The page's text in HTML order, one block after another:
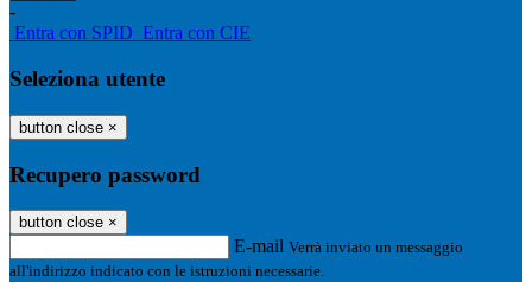
-
Entra con SPID Entra con CIE
Seleziona utente
button close ×
Recupero password
button close ×
E-mail Verrà inviato un messaggio
all'indirizzo indicato con le istruzioni necessarie.